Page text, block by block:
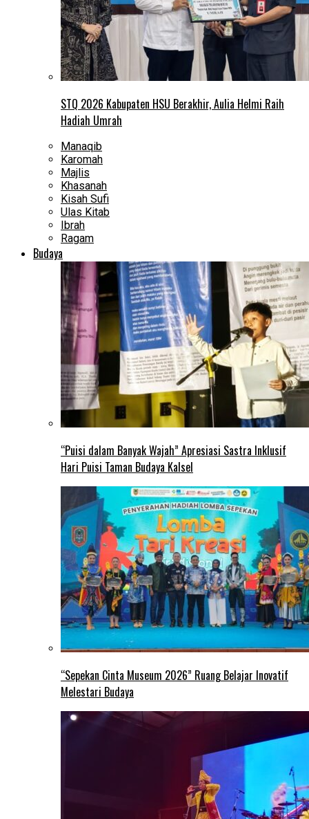
STQ 2026 Kabupaten HSU Berakhir, Aulia Helmi Raih
Hadiah Umrah
Manaqib
Karomah
Majlis
Khasanah
Kisah Sufi
Ulas Kitab
Ibrah
Ragam
Budaya
“Puisi dalam Banyak Wajah” Apresiasi Sastra Inklusif
Hari Puisi Taman Budaya Kalsel
“Sepekan Cinta Museum 2026” Ruang Belajar Inovatif
Melestari Budaya